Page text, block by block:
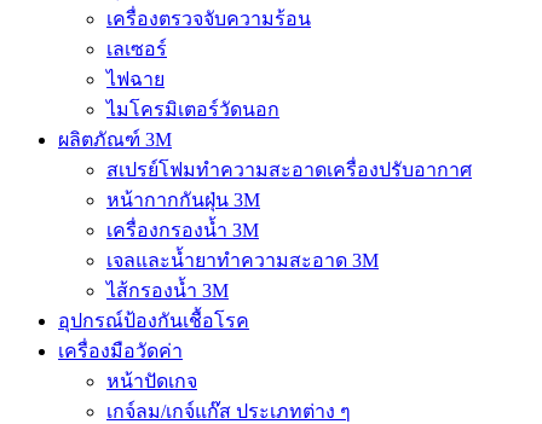
เครื่องตรวจจับความร้อน
เลเซอร์
ไฟฉาย
ไมโครมิเตอร์วัดนอก
ผลิตภัณฑ์ 3M
สเปรย์โฟมทำความสะอาดเครื่องปรับอากาศ
หน้ากากกันฝุ่น 3M
เครื่องกรองน้ำ 3M
เจลและน้ำยาทำความสะอาด 3M
ไส้กรองน้ำ 3M
อุปกรณ์ป้องกันเชื้อโรค
เครื่องมือวัดค่า
หน้าปัดเกจ
เกจ์ลม/เกจ์แก๊ส ประเภทต่าง ๆ